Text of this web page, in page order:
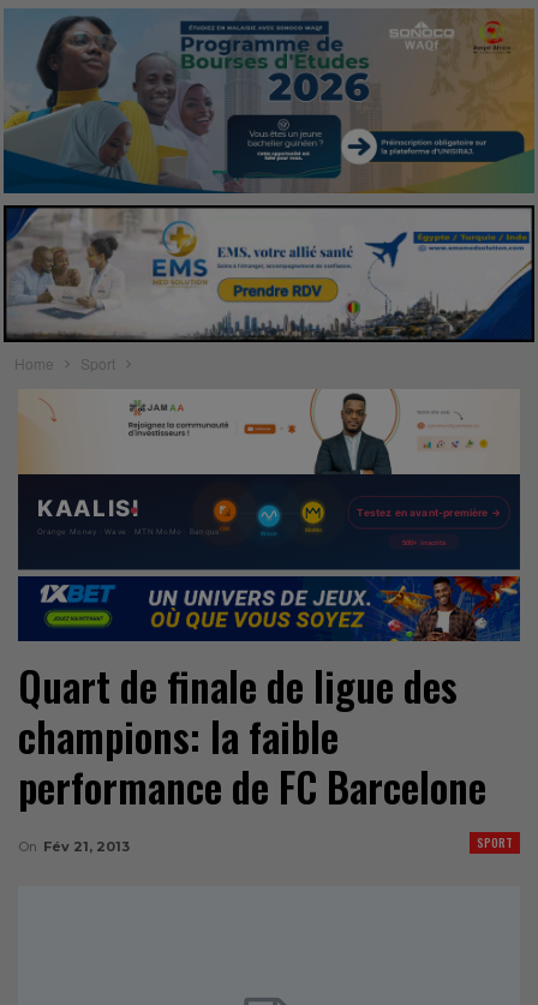
Home Sport
Quart de finale de ligue des
champions: la faible
performance de FC Barcelone
SPORT
On Fév 21, 2013